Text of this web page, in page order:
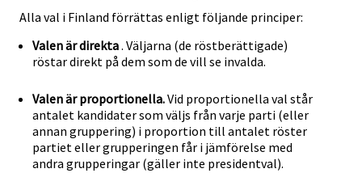
Alla val i Finland förrättas enligt följande principer:
Valen är direkta. Väljarna (de röstberättigade)
röstar direkt på dem som de vill se invalda.
Valen är proportionella.Vid proportionella val står
antalet kandidater som väljs från varje parti (eller
annan gruppering) i proportion till antalet röster
partiet eller grupperingen får i jämförelse med
andra grupperingar (gäller inte presidentval).